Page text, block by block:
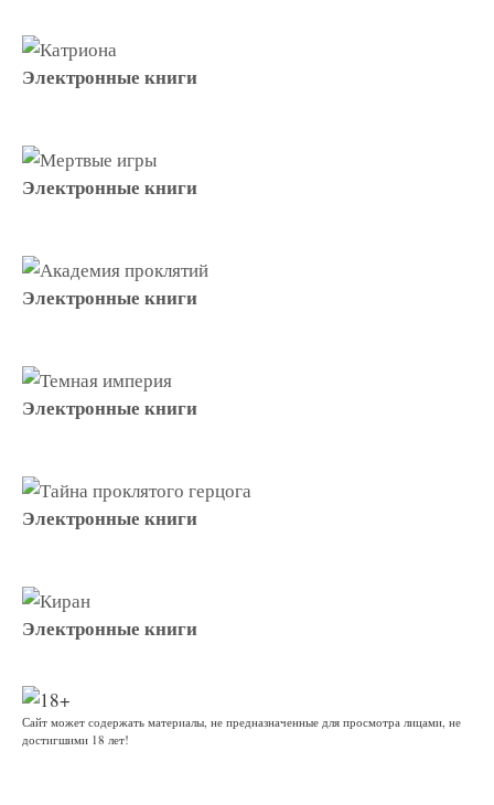
Электронные книги
Электронные книги
Электронные книги
Электронные книги
Электронные книги
Электронные книги
Сайт может содержать материалы, не предназначенные для просмотра лицами, не
достигшими 18 лет!